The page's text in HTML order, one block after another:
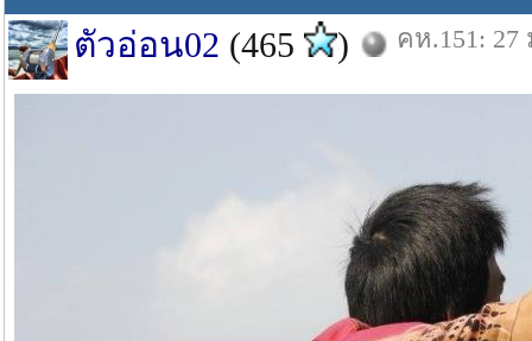
ตัวอ่อน02 (465 ) คห.151: 27